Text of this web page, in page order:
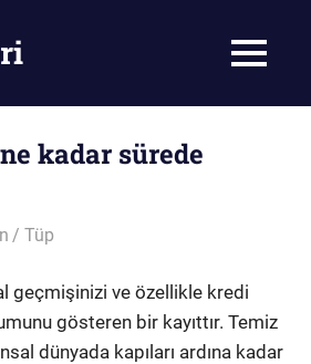
MENU
kadar sürede
Tüp
geçmişinizi ve özellikle kredi
gösteren bir kayıttır. Temiz
dünyada kapıları ardına kadar